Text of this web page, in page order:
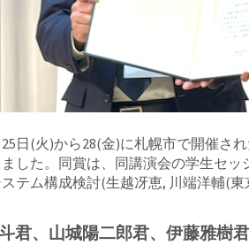
25日(火)から28(金)に札幌市で開催さ
した。同賞は、同講演会の学生セ
テム構成検討(生越冴恵, 川端洋輔(
君、山城陽二郎君、伊藤雅樹